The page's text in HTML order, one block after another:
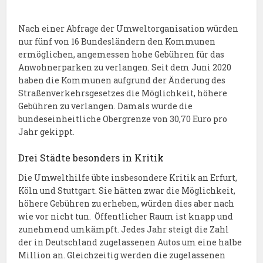
Nach einer Abfrage der Umweltorganisation würden
nur fünf von 16 Bundesländern den Kommunen
ermöglichen, angemessen hohe Gebühren für das
Anwohnerparken zu verlangen. Seit dem Juni 2020
haben die Kommunen aufgrund der Änderung des
Straßenverkehrsgesetzes die Möglichkeit, höhere
Gebühren zu verlangen. Damals wurde die
bundeseinheitliche Obergrenze von 30,70 Euro pro
Jahr gekippt.
Drei Städte besonders in Kritik
Die Umwelthilfe übte insbesondere Kritik an Erfurt,
Köln und Stuttgart. Sie hätten zwar die Möglichkeit,
höhere Gebühren zu erheben, würden dies aber nach
wie vor nicht tun. Öffentlicher Raum ist knapp und
zunehmend umkämpft. Jedes Jahr steigt die Zahl
der in Deutschland zugelassenen Autos um eine halbe
Million an. Gleichzeitig werden die zugelassenen